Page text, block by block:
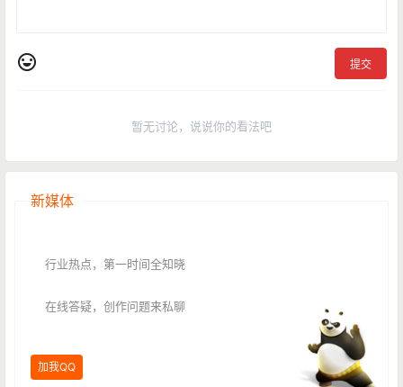
提交
暂无讨论，说说你的看法吧
新媒体
行业热点，第一时间全知晓
在线答疑，创作问题来私聊
加我QQ